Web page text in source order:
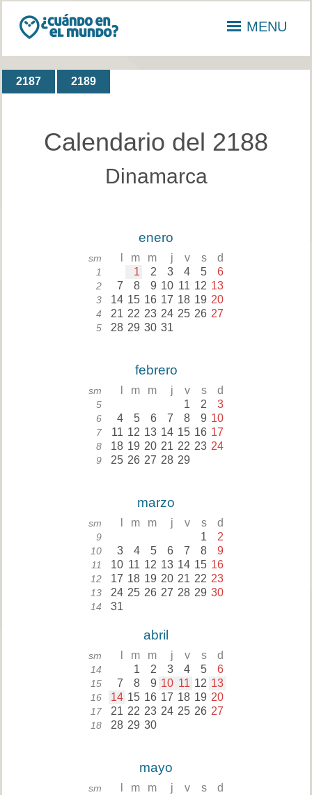
MENU
2187 2189
Calendario del 2188
Dinamarca
enero
sm m m j v s d
1 1 2 3 4 5 6
2 7 8 9 10 11 12 13
3 14 15 16 17 18 19 20
4 21 22 23 24 25 26 27
5 28 29 30 31
febrero
sm m m j v s d
5 1 2 3
6 4 5 6 7 8 9 10
7 11 12 13 14 15 16 17
8 18 19 20 21 22 23 24
9 25 26 27 28 29
marzo
sm m m j v s d
9 1 2
10 3 4 5 6 7 8 9
11 10 11 12 13 14 15 16
12 17 18 19 20 21 22 23
13 24 25 26 27 28 29 30
14 31
abril
sm m m j v s d
14 1 2 3 4 5 6
15 7 8 9 10 11 12 13
16 14 15 16 17 18 19 20
17 21 22 23 24 25 26 27
18 28 29 30
mayo
sm m m j v s d